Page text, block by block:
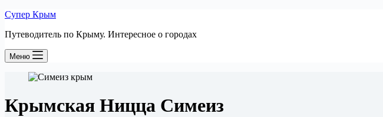
Супер Крым
Путеводитель по Крыму. Интересное о городах
Меню
Крымская Ницца Симеиз